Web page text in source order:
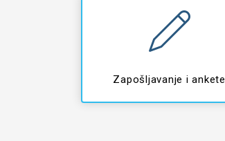
Zapošljavanje i ankete